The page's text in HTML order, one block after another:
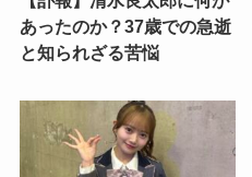
あったのか？37歳での急逝
と知られざる苦悩